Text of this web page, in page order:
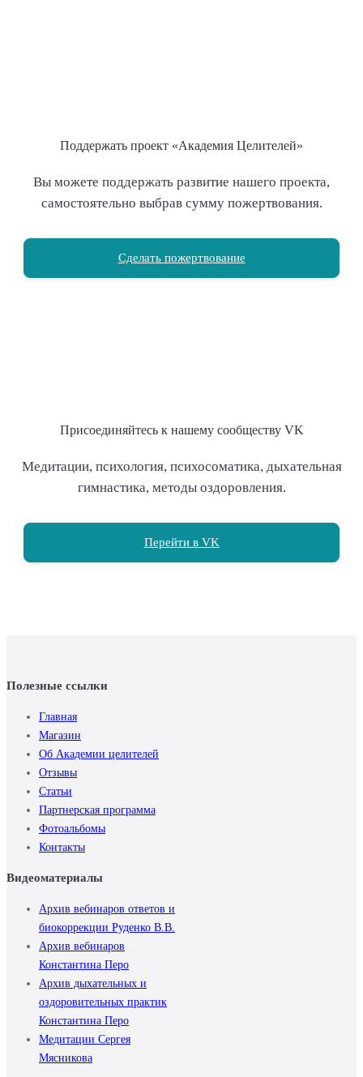
Поддержать проект «Академия Целителей»
Вы можете поддержать развитие нашего проекта,
самостоятельно выбрав сумму пожертвования.
Сделать пожертвование
Присоединяйтесь к нашему сообществу VK
Медитации, психология, психосоматика, дыхательная
гимнастика, методы оздоровления.
Перейти в VK
Полезные ссылки
Главная
Магазин
Об Академии целителей
Отзывы
Статьи
Партнерская программа
Фотоальбомы
Контакты
Видеоматериалы
Архив вебинаров ответов и
биокоррекции Руденко В.В.
Архив вебинаров
Константина Перо
Архив дыхательных и
оздоровительных практик
Константина Перо
Медитации Сергея
Мясникова